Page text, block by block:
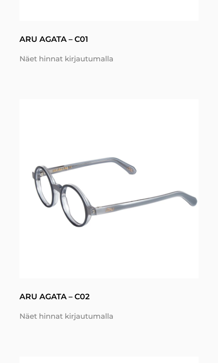
ARU AGATA – C01
Näet hinnat kirjautumalla
ARU AGATA – C02
Näet hinnat kirjautumalla